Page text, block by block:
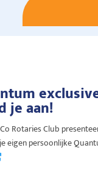
je aan!
Rotaries Club
eigen persoonlijke